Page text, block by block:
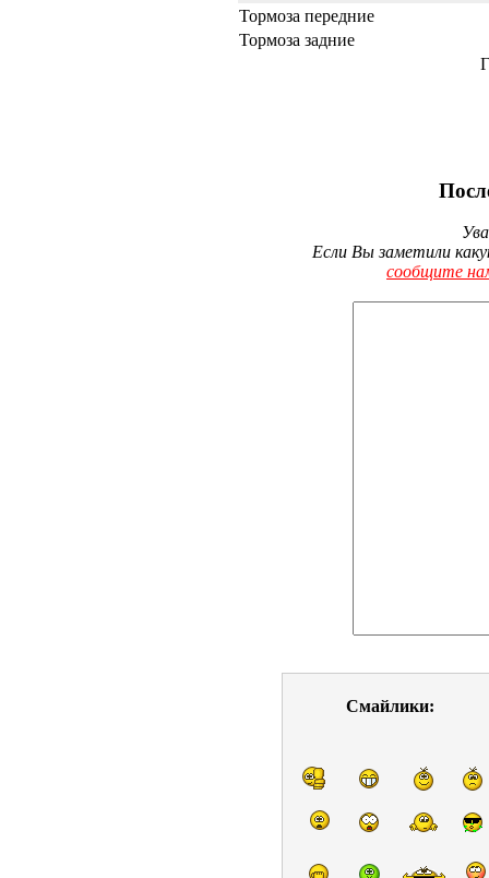
Тормоза передние
Тормоза задние
Если Вы заметили
сообщите
Смайлики: